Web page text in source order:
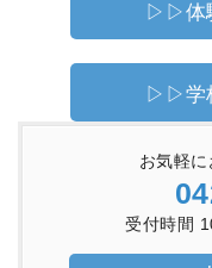
▷▷体
▷▷学
お気軽に
受付時間